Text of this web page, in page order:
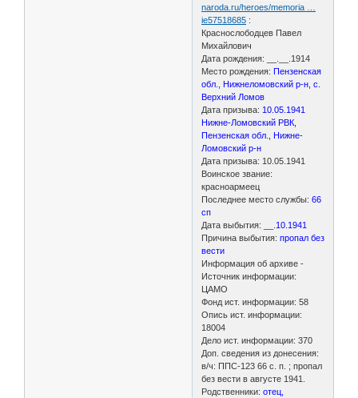
naroda.ru/heroes/memoria …
ie57518685 :
Краснослободцев Павел
Михайлович
Дата рождения: __.__.1914
Место рождения:Пензенская
обл., Нижнеломовский р-н, с.
Верхний Ломов
Дата призыва: 10.05.1941
Нижне-Ломовский РВК,
Пензенская обл., Нижне-
Ломовский р-н
Дата призыва: 10.05.1941
Воинское звание:
красноармеец
Последнее место службы: 66
сп
Дата выбытия: __. 10.1941
Причина выбытия: пропал без
вести
Информация об архиве -
Источник информации:
ЦАМО
Фонд ист. информации: 58
Опись ист. информации:
18004
Дело ист. информации: 370
Доп. сведения из донесения:
в/ч: ППС-123 66 с. п. ; пропал
без вести в августе 1941.
Родственники: отец,